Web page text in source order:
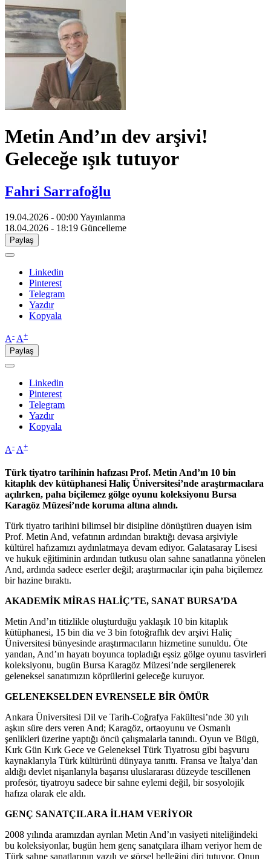
Metin And’ın dev arşivi!
Geleceğe ışık tutuyor
Fahri Sarrafoğlu
19.04.2026 - 00:00Yayınlanma
18.04.2026 - 18:19 Güncelleme
Paylaş
Linkedin
Pinterest
Telegram
Yazdır
Kopyala
A- A+
Paylaş
Linkedin
Pinterest
Telegram
Yazdır
Kopyala
A- A+
Türk tiyatro tarihinin hafızası Prof. Metin And’ın 10 bin
kitaplık dev kütüphanesi Haliç Üniversitesi’nde araştırmacılara
açılırken, paha biçilemez gölge oyunu koleksiyonu Bursa
Karagöz Müzesi’nde koruma altına alındı.
Türk tiyatro tarihini bilimsel bir disipline dönüştüren duayen isim
Prof. Metin And, vefatının ardından bıraktığı devasa arşiviyle
kültürel hafızamızı aydınlatmaya devam ediyor. Galatasaray Lisesi
ve hukuk eğitiminin ardından tutkusu olan sahne sanatlarına yönelen
And, ardında sadece eserler değil; araştırmacılar için paha biçilemez
bir hazine bıraktı.
AKADEMİK MİRAS HALİÇ’TE, SANAT BURSA’DA
Metin And’ın titizlikle oluşturduğu yaklaşık 10 bin kitaplık
kütüphanesi, 15 bin dia ve 3 bin fotoğraflık dev arşivi Haliç
Üniversitesi bünyesinde araştırmacıların hizmetine sunuldu. Öte
yandan, And’ın hayatı boyunca topladığı eşsiz gölge oyunu tasvirleri
koleksiyonu, bugün Bursa Karagöz Müzesi’nde sergilenerek
geleneksel sanatımızın köprülerini geleceğe kuruyor.
GELENEKSELDEN EVRENSELE BİR ÖMÜR
Ankara Üniversitesi Dil ve Tarih-Coğrafya Fakültesi’nde 30 yılı
aşkın süre ders veren And; Karagöz, ortaoyunu ve Osmanlı
şenlikleri üzerine yaptığı öncü çalışmalarla tanındı. Oyun ve Bügü,
Kırk Gün Kırk Gece ve Geleneksel Türk Tiyatrosu gibi başvuru
kaynaklarıyla Türk kültürünü dünyaya tanıttı. Fransa ve İtalya’dan
aldığı devlet nişanlarıyla başarısı uluslararası düzeyde tescillenen
profesör, tiyatroyu sadece bir sahne eylemi değil, bir sosyolojik
hafıza olarak ele aldı.
GENÇ SANATÇILARA İLHAM VERİYOR
2008 yılında aramızdan ayrılan Metin And’ın vasiyeti niteliğindeki
bu koleksiyonlar, bugün hem genç sanatçılara ilham veriyor hem de
Türk sahne sanatlarının yazılı ve görsel belleğini diri tutuyor. Onun